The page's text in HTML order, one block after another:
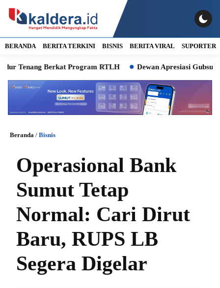
BERANDA BERITA TERKINI BISNIS BERITA VIRAL SUPORTER
Berkat Program RTLH Dewan Apresiasi Gubsu Bobby
Beranda / Bisnis
Operasional Bank
Sumut Tetap
Normal: Cari Dirut
Baru, RUPS LB
Segera Digelar